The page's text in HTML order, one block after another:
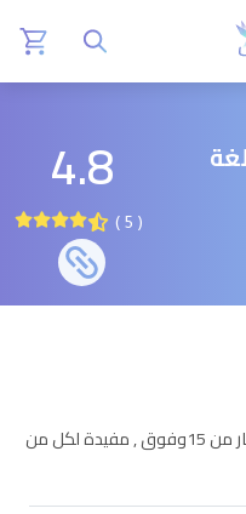
4.8
( 5 )
دورة في اساسيات اللغة الانجليزية. للاعمار من 15وفوق , مفيدة لكل من